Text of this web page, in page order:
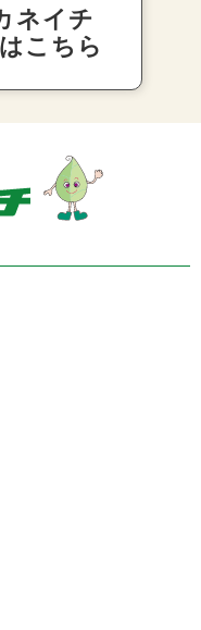
ネイチ
こちら